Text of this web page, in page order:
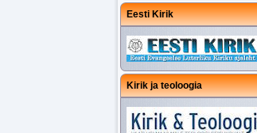
Eesti Kirik
Kirik ja teoloogia